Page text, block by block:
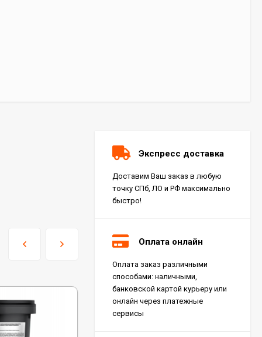
Экспресс доставка
Доставим Ваш заказ в любую
точку СПб, ЛО и РФ максимально
быстро!
Оплата онлайн
Оплата заказ различными
способами: наличными,
банковской картой курьеру или
онлайн через платежные
сервисы
Керамогранит Italon
Charme Extra Silver Ret
60x120, 610010001196